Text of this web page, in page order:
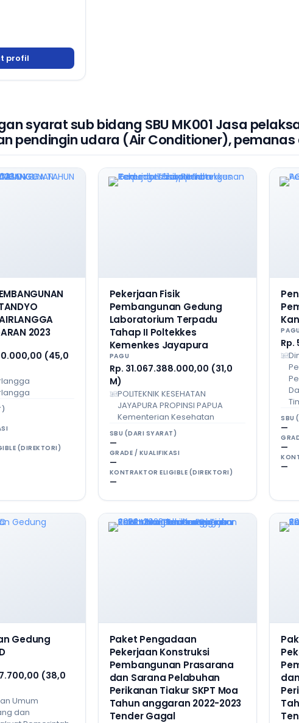
profil
syarat sub bidang SBU MK001 Jasa
pendingin udara (Air Conditioner),
2023
(45,0
(DIREKTORI)
Pekerjaan Fisik
Pembangunan Gedung
Laboratorium Terpadu
Tahap II Poltekkes
Kemenkes Jayapura
PAGU
Rp. 31.067.388.000,00 (31,0
M)
POLITEKNIK KESEHATAN
JAYAPURA PROPINSI PAPUA
Kementerian Kesehatan
SBU (DARI SYARAT)
—
GRADE / KUALIFIKASI
—
KONTRAKTOR ELIGIBLE (DIREKTORI)
—
PAGU
Rp.
SBU
—
—
—
Gedung
(38,0
Umum
dan
Paket Pengadaan
Pekerjaan Konstruksi
Pembangunan Prasarana
dan Sarana Pelabuhan
Perikanan Tiakur SKPT Moa
Tahun anggaran 2022-2023
Tender Gagal